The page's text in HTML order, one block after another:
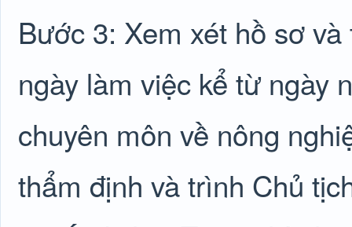
Bước 3: Xem xét hồ sơ
ngày làm việc kể từ ngày
chuyên môn về nông
thẩm định và trình Chủ